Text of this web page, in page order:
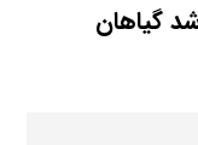
گیاهان